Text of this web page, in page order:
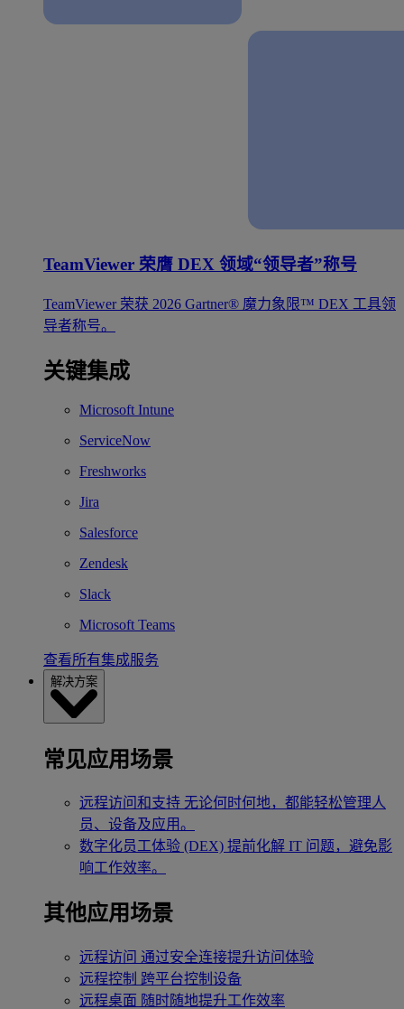
TeamViewer 荣膺 DEX 领域“领导者”称号
TeamViewer 荣获 2026 Gartner® 魔力象限™ DEX 工具领
导者称号。
关键集成
Microsoft Intune
ServiceNow
Freshworks
Jira
Salesforce
Zendesk
Slack
Microsoft Teams
查看所有集成服务
解决方案
常见应用场景
远程访问和支持 无论何时何地，都能轻松管理人
员、设备及应用。
数字化员工体验 (DEX) 提前化解 IT 问题，避免影
响工作效率。
其他应用场景
远程访问 通过安全连接提升访问体验
远程控制 跨平台控制设备
远程桌面 随时随地提升工作效率